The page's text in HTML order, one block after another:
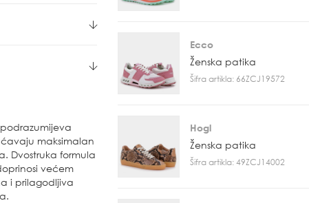
podrazumijeva
maksimalan
Dvostruka formula
većem
i prilagodljiva
Ecco
Ženska patika
Šifra artikla: 66ZCJ19572
Hogl
Ženska patika
Šifra artikla: 49ZCJ14002